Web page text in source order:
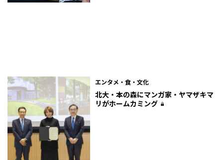
エンタメ・食・文化
北大・本の森にマンガ家・ヤマザキマ
リがホームカミング